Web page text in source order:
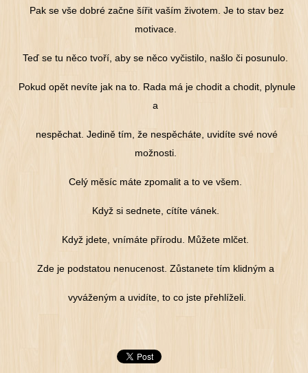
Pak se vše dobré začne šířit vaším životem. Je to stav bez
motivace.
Teď se tu něco tvoří, aby se něco vyčistilo, našlo či posunulo.
Pokud opět nevíte jak na to. Rada má je chodit a chodit, plynule
a
nespěchat. Jedině tím, že nespěcháte, uvidíte své nové
možnosti.
Celý měsíc máte zpomalit a to ve všem.
Když si sednete, cítíte vánek.
Když jdete, vnímáte přírodu. Můžete mlčet.
Zde je podstatou nenucenost. Zůstanete tím klidným a
vyváženým a uvidíte, to co jste přehlíželi.